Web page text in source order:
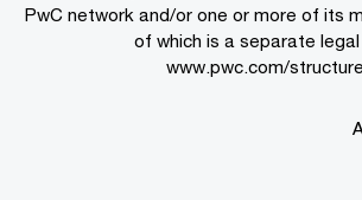
PwC network and/or one or more of its
of which is a separate
www.pwc.com/